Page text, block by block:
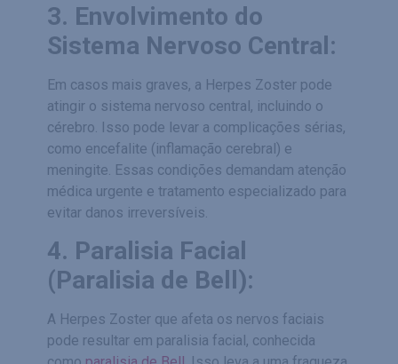
3. Envolvimento do
Sistema Nervoso Central:
Em casos mais graves, a Herpes Zoster pode
atingir o sistema nervoso central, incluindo o
cérebro. Isso pode levar a complicações sérias,
como encefalite (inflamação cerebral) e
meningite. Essas condições demandam atenção
médica urgente e tratamento especializado para
evitar danos irreversíveis.
4. Paralisia Facial
(Paralisia de Bell):
A Herpes Zoster que afeta os nervos faciais
pode resultar em paralisia facial, conhecida